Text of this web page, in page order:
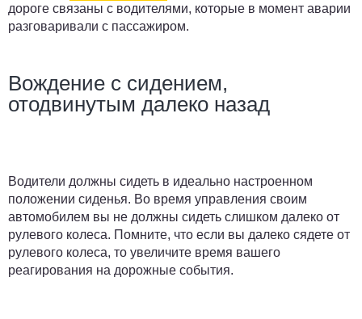
дороге связаны с водителями, которые в момент аварии
разговаривали с пассажиром.
Вождение с сидением,
отодвинутым далеко назад
Водители должны сидеть в идеально настроенном
положении сиденья. Во время управления своим
автомобилем вы не должны сидеть слишком далеко от
рулевого колеса. Помните, что если вы далеко сядете от
рулевого колеса, то увеличите время вашего
реагирования на дорожные события.